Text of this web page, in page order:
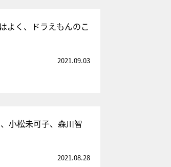
よく、ドラえもんのこ
2021.09.03
小松未可子、森川智
2021.08.28